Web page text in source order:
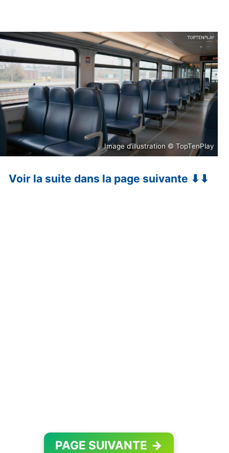
Image d’illustration © TopTenPlay
Voir la suite dans la page suivante ⬇⬇
PAGE SUIVANTE →